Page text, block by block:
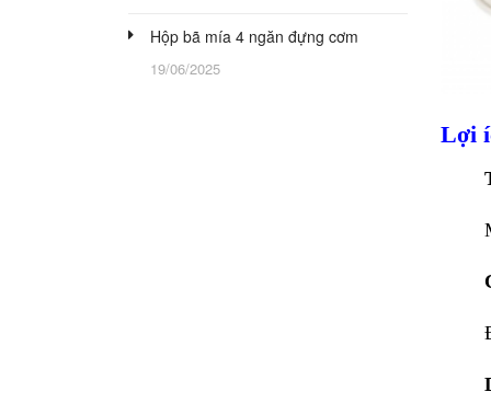
Hộp bã mía 4 ngăn đựng cơm
19/06/2025
Lợi